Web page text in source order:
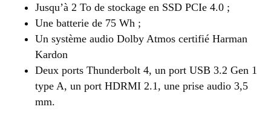
Jusqu’à 2 To de stockage en SSD PCIe 4.0 ;
Une batterie de 75 Wh ;
Un système audio Dolby Atmos certifié Harman
Kardon
Deux ports Thunderbolt 4, un port USB 3.2 Gen 1
type A, un port HDRMI 2.1, une prise audio 3,5
mm.